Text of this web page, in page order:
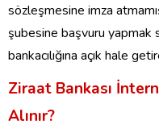
sözleşmesine imza
şubesine başvuru yapmak
bankacılığına açık hale
Ziraat Bankası
Alınır?